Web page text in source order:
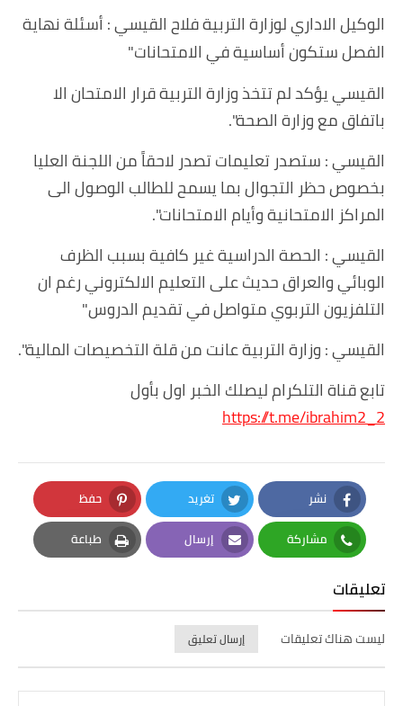
الوكيل الاداري لوزارة التربية فلاح القيسي : أسئلة نهاية
الفصل ستكون أساسية في الامتحانات"
️القيسي يؤكد لم تتخذ وزارة التربية قرار الامتحان الا
باتفاق مع وزارة الصحة".
️القيسي : ستصدر تعليمات تصدر لاحقاً من اللجنة العليا
بخصوص حظر التجوال بما يسمح للطالب الوصول الى
المراكز الامتحانية وأيام الامتحانات".
القيسي : الحصة الدراسية غير كافية بسبب الظرف
الوبائي والعراق حديث على التعليم الالكتروني رغم ان
التلفزيون التربوي متواصل في تقديم الدروس"
️القيسي : وزارة التربية عانت من قلة التخصيصات المالية".
تابع قناة التلكرام ليصلك الخبر اول بأول
https://t.me/ibrahim2_2
نشر
Facebook
تغريد
Twitter
حفظ
Pinterest
مشاركة
Whatsapp
إرسال
Email
طباعة
Print
تعليقات
ليست هناك تعليقات إرسال تعليق